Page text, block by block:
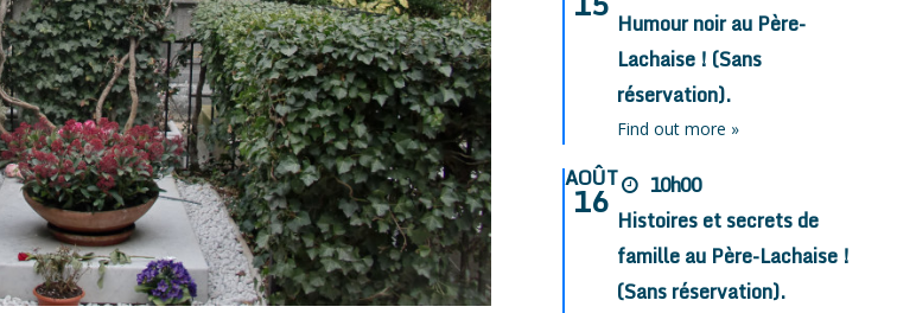
Humour noir au Père-
Lachaise ! (Sans
réservation).
Find out more »
AOÛT
16
10h00
Histoires et secrets de
famille au Père-Lachaise !
(Sans réservation).